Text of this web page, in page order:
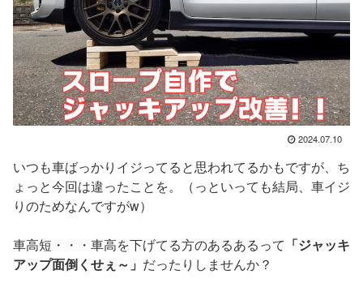
2024.07.10
いつも車ばっかりイジってると思われてるかもですが、ち
ょっと今回は違ったことを。（っといっても結局、車イジ
りのためなんですがw）
車高短・・・車高を下げてる方のあるあるって 「ジャッキ
アップ面倒くせぇ～」 だったりしませんか？